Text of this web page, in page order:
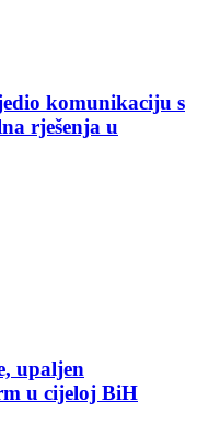
komunikaciju s
rješenja u
upaljen
u cijeloj BiH